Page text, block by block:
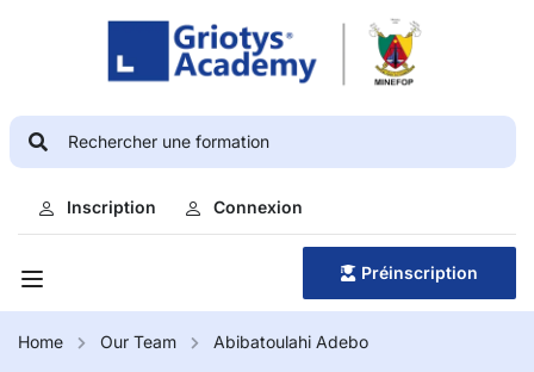
Inscription Connexion
Préinscription
Home Our Team Abibatoulahi Adebo